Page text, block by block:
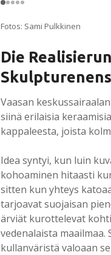
Fotos: Sami Pulkkinen
Die
Vaasan
siinä erilaisia
kappaleesta, joista
Idea syntyi, kun luin
kohoaminen hitaasti
sitten kun yhteys
tarjoavat suojaisan
ärviät kurottelevat
vedenalaista
kullanväristä valoaan